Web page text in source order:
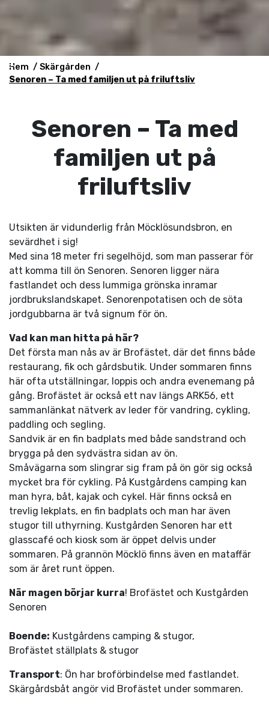
Hem
Skärgården
Senoren – Ta med familjen ut på friluftsliv
Senoren – Ta med
familjen ut på
friluftsliv
Utsikten är vidunderlig från Möcklösundsbron, en
sevärdhet i sig!
Med sina 18 meter fri segelhöjd, som man passerar för
att komma till ön Senoren. Senoren ligger nära
fastlandet och dess lummiga grönska inramar
jordbrukslandskapet. Senorenpotatisen och de söta
jordgubbarna är två signum för ön.
Vad kan man hitta på här?
Det första man nås av är Brofästet, där det finns både
restaurang, fik och gårdsbutik. Under sommaren finns
här ofta utställningar, loppis och andra evenemang på
gång. Brofästet är också ett nav längs ARK56, ett
sammanlänkat nätverk av leder för vandring, cykling,
paddling och segling.
Sandvik är en fin badplats med både sandstrand och
brygga på den sydvästra sidan av ön.
Småvägarna som slingrar sig fram på ön gör sig också
mycket bra för cykling. På Kustgårdens camping kan
man hyra, båt, kajak och cykel. Här finns också en
trevlig lekplats, en fin badplats och man har även
stugor till uthyrning. Kustgården Senoren har ett
glasscafé och kiosk som är öppet delvis under
sommaren. På grannön Möcklö finns även en mataffär
som är året runt öppen.
När magen börjar kurra! Brofästet och Kustgården
Senoren
Boende: Kustgårdens camping & stugor,
Brofästet ställplats & stugor
Transport: Ön har broförbindelse med fastlandet.
Skärgårdsbåt angör vid Brofästet under sommaren.